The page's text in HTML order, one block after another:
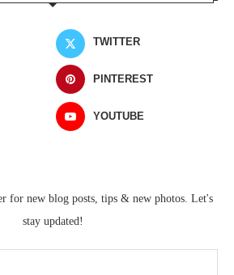
TWITTER
PINTEREST
YOUTUBE
for new blog posts, tips & new photos. Let's
stay updated!